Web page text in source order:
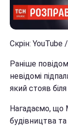
Скрін:
Раніше
невідомі
який стояв
Нагадаємо, що
будівництва